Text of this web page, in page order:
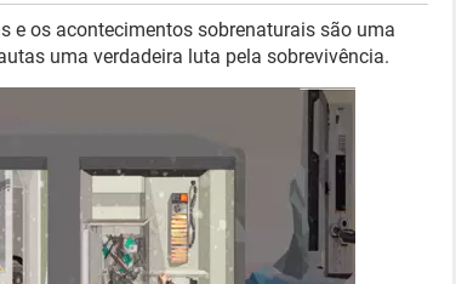
e os acontecimentos sobrenaturais são uma
uma verdadeira luta pela sobrevivência.